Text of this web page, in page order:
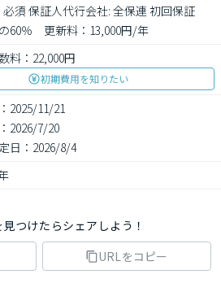
須 保証人代行会社: 全保連 初回保証
60％　更新料：13,000円/年
料：22,000円
初期費用を知りたい
2025/11/21
2026/7/20
日：2026/8/4
つけたらシェアしよう！
URLをコピー